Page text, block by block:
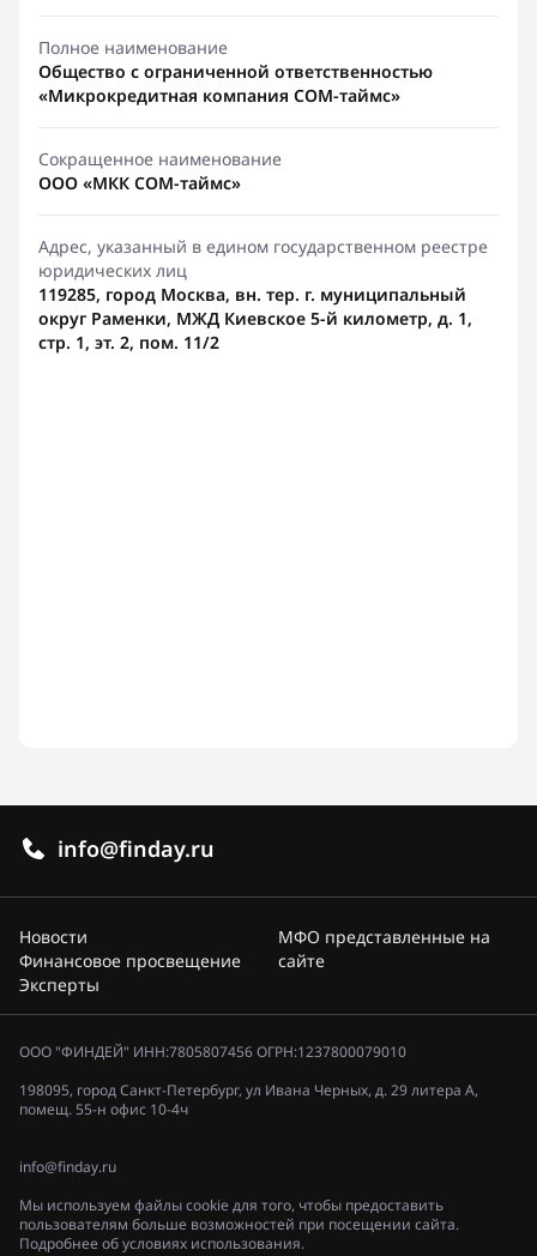
Полное наименование
Общество с ограниченной ответственностью
«Микрокредитная компания СОМ-таймс»
Сокращенное наименование
ООО «МКК СОМ-таймс»
Адрес, указанный в едином государственном реестре
юридических лиц
119285, город Москва, вн. тер. г. муниципальный
округ Раменки, МЖД Киевское 5-й километр, д. 1,
стр. 1, эт. 2, пом. 11/2
info@finday.ru
Новости
Финансовое просвещение
Эксперты
МФО представленные на
сайте
ООО "ФИНДЕЙ" ИНН:7805807456 ОГРН:1237800079010
198095, город Санкт-Петербург, ул Ивана Черных, д. 29 литера А,
помещ. 55-н офис 10-4ч
info@finday.ru
Мы используем файлы cookie для того, чтобы предоставить
пользователям больше возможностей при посещении сайта.
Подробнее об условиях использования.